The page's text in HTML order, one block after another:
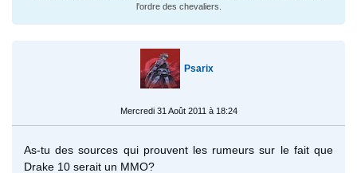
l'ordre des chevaliers.
Psarix
Mercredi 31 Août 2011 à 18:24
As-tu des sources qui prouvent les rumeurs sur le fait que
Drake 10 serait un MMO?